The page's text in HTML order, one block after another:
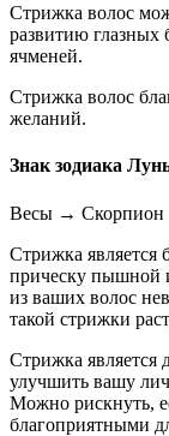
Стрижка волос
развитию глазных
ячменей.
Стрижка волос
желаний.
Знак зодиака
Весы → Скорпион
Стрижка является
прическу пышной
из ваших волос
такой стрижки
Стрижка является
улучшить вашу
Можно рискнуть,
благоприятными